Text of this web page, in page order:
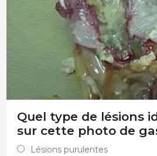
Quel type de lésions
sur cette photo de
Lésions purulentes